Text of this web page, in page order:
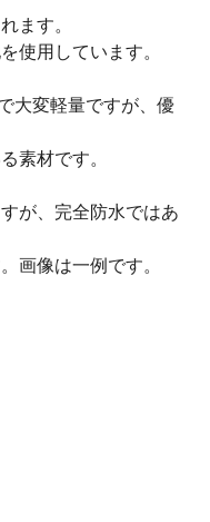
ます。
使用しています。
大変軽量ですが、優
素材です。
が、完全防水ではあ
画像は一例です。